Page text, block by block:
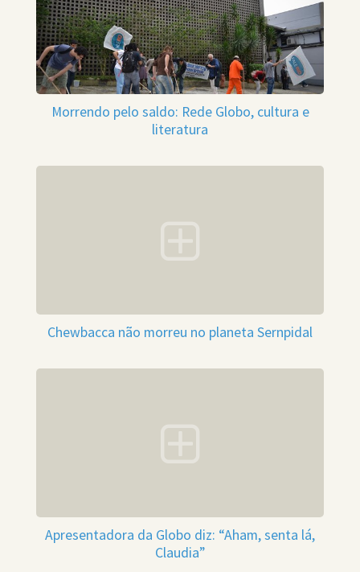
Morrendo pelo saldo: Rede Globo, cultura e
literatura
Chewbacca não morreu no planeta Sernpidal
Apresentadora da Globo diz: “Aham, senta lá,
Claudia”